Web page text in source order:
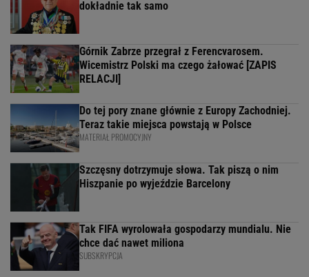
dokładnie tak samo
Górnik Zabrze przegrał z Ferencvarosem.
Wicemistrz Polski ma czego żałować [ZAPIS
RELACJI]
Do tej pory znane głównie z Europy Zachodniej.
Teraz takie miejsca powstają w Polsce
MATERIAŁ PROMOCYJNY
Szczęsny dotrzymuje słowa. Tak piszą o nim
Hiszpanie po wyjeździe Barcelony
Tak FIFA wyrolowała gospodarzy mundialu. Nie
chce dać nawet miliona
SUBSKRYPCJA